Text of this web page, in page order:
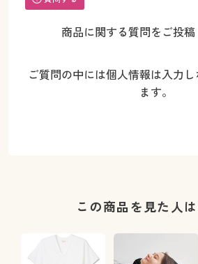
商品に関する質問をご投稿
ご質問の中には個人情報は入力
ます。
この商品を見た人